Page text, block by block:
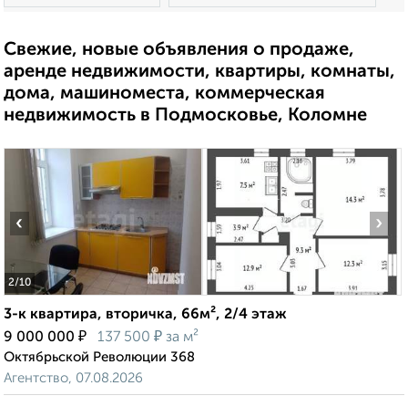
Свежие, новые объявления о продаже,
аренде недвижимости, квартиры, комнаты,
дома, машиноместа, коммерческая
недвижимость в Подмосковье, Коломне
2/10
‹ ›
3-к квартира, вторичка, 66м², 2/4 этаж
9 000 000 ₽ 137 500 ₽ за м²
Октябрьской Революции 368
Агентство, 07.08.2026